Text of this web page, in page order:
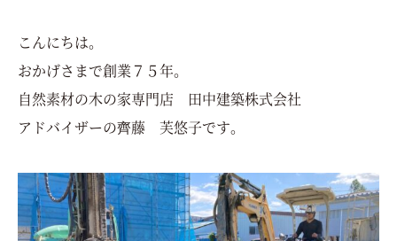
こんにちは。
おかげさまで創業７５年。
自然素材の木の家専門店 田中建築株式会社
アドバイザーの齊藤 芙悠子です。